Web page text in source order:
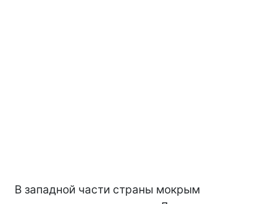
В западной части страны мокрым